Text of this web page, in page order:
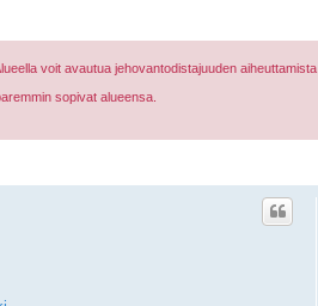
voit avautua jehovantodistajuuden
sopivat alueensa.